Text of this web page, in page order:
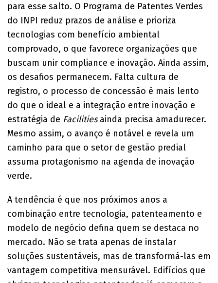
para esse salto. O Programa de Patentes Verdes
do INPI reduz prazos de análise e prioriza
tecnologias com benefício ambiental
comprovado, o que favorece organizações que
buscam unir compliance e inovação. Ainda assim,
os desafios permanecem. Falta cultura de
registro, o processo de concessão é mais lento
do que o ideal e a integração entre inovação e
estratégia de Facilitiesainda precisa amadurecer.
Mesmo assim, o avanço é notável e revela um
caminho para que o setor de gestão predial
assuma protagonismo na agenda de inovação
verde.
A tendência é que nos próximos anos a
combinação entre tecnologia, patenteamento e
modelo de negócio defina quem se destaca no
mercado. Não se trata apenas de instalar
soluções sustentáveis, mas de transformá-las em
vantagem competitiva mensurável. Edifícios que